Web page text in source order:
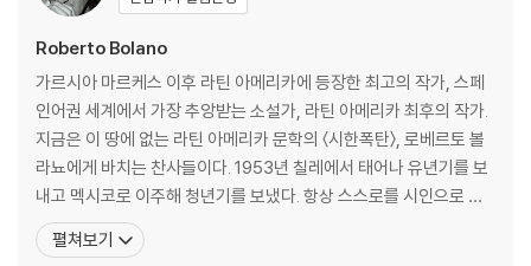
Roberto Bolano
가르시아 마르케스 이후 라틴 아메리카에 등장한 최고의 작가, 스페
인어권 세계에서 가장 추앙받는 소설가, 라틴 아메리카 최후의 작가.
지금은 이 땅에 없는 라틴 아메리카 문학의 〈시한폭탄〉, 로베르토 볼
라뇨에게 바치는 찬사들이다. 1953년 칠레에서 태어나 유년기를 보
내고 멕시코로 이주해 청년기를 보냈다. 항상 스스로를 시인으로 여
겼던 그는 15세부터 시를 쓰기 시작해 20대 초반에는 〈인프라레알리
스모〉라는 반항적 시 문학 운동을 이끌기도 했다. 이어 20대 중반 유
펼쳐보기